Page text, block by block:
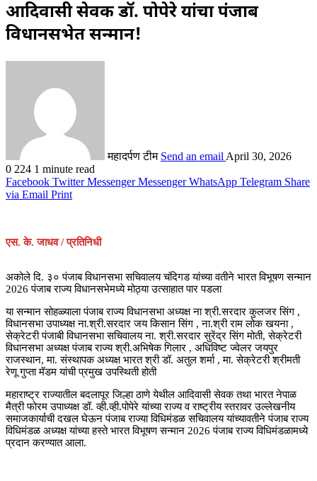
आदिवासी सेवक डॉ. पोपेरे यांचा पंजाब
विधानसभेत सन्मान!
महादर्पण टीम Send an email April 30, 2026
0 224 1 minute read
Facebook Twitter Messenger Messenger WhatsApp Telegram Share
via Email Print
एस. के. जाधव / प्रतिनिधी
अकोले दि. ३० पंजाब विधानसभा सचिवालय चंदिगड यांच्या वतीने भारत विभूषण सन्मान
2026 पंजाब राज्य विधानसभेमध्ये मोठ्या उत्साहात पार पडला
या सन्मान सोहळ्याला पंजाब राज्य विधानसभा अध्यक्ष ना श्री.सरदार कुलजर सिंग ,
विधानसभा उपाध्यक्ष ना.श्री.सरदार जय किसान सिंग , ना.श्री राम लोक खयना ,
सेक्रेटरी पंजाबी विधानसभा सचिवालय ना. श्री.सरदार सुरेंद्र सिंग मोती, सेक्रेटरी
विधानसभा अध्यक्ष पंजाब राज्य श्री.अभिषेक गिलार , अधिविष्ट ज्वेलर जयपुर
राजस्थान, मा. संस्थापक अध्यक्ष भारत श्री डॉ. अतुल शर्मा , मा. सेक्रेटरी श्रीमती
रेणू गुप्ता मॅडम यांची प्रमुख उपस्थिती होती
महाराष्ट्र राज्यातील बदलापूर जिल्हा ठाणे येथील आदिवासी सेवक तथा भारत नेपाळ
मैत्री फोरम उपाध्यक्ष डॉ. व्ही.व्ही.पोपेरे यांच्या राज्य व राष्ट्रीय स्तरावर उल्लेखनीय
समाजकार्याची दखल घेऊन पंजाब राज्या विधिमंडळ सचिवालय यांच्यावतीने पंजाब राज्य
विधिमंडळ अध्यक्ष यांच्या हस्ते भारत विभूषण सन्मान 2026 पंजाब राज्य विधिमंडळामध्ये
प्रदान करण्यात आला.